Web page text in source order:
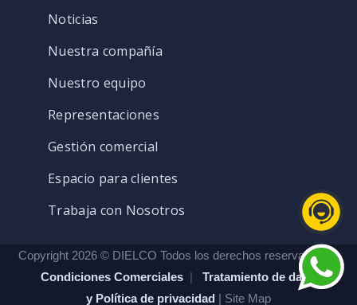
Noticias
Nuestra compañía
Nuestro equipo
Representaciones
Gestión comercial
Espacio para clientes
Trabaja con Nosotros
Copyright 2026 © DIELCO Todos los derechos reservados. |
Condiciones Comerciales | Tratamiento de datos
y Política de privacidad | Site Map